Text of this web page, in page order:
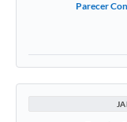
Parecer